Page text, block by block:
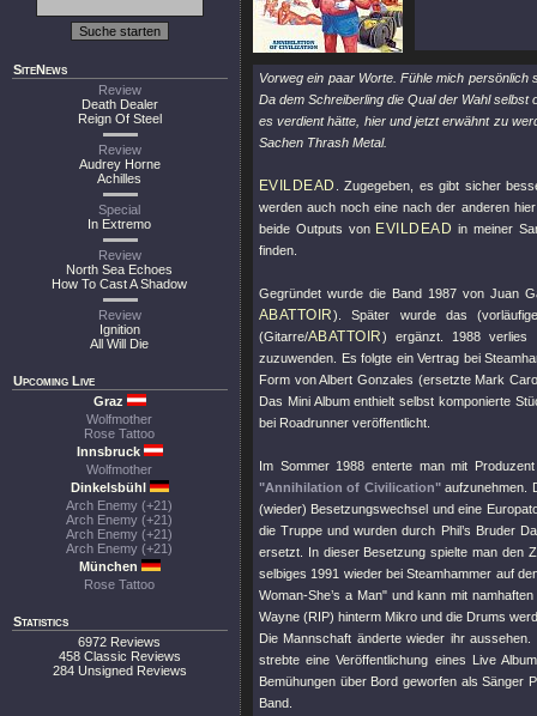
SiteNews
Review
Death Dealer
Reign Of Steel
Review
Audrey Horne
Achilles
Special
In Extremo
Review
North Sea Echoes
How To Cast A Shadow
Review
Ignition
All Will Die
Upcoming Live
Graz
Wolfmother
Rose Tattoo
Innsbruck
Wolfmother
Dinkelsbühl
Arch Enemy (+21)
Arch Enemy (+21)
Arch Enemy (+21)
Arch Enemy (+21)
München
Rose Tattoo
Statistics
6972 Reviews
458 Classic Reviews
284 Unsigned Reviews
Vorweg ein paar Worte. Fühle mich
Da dem Schreiberling die Qual der Wahl selbst
es verdient hätte, hier und jetzt erwähnt zu
Sachen Thrash Metal.
EVILDEAD
. Zugegeben, es gibt sicher
werden auch noch eine nach der anderen
beide Outputs von EVILDEAD in meiner
finden.
Gegründet wurde die Band 1987 von Juan
ABATTOIR). Später wurde das
(Gitarre/ABATTOIR) ergänzt. 1988 verlies
zuzuwenden. Es folgte ein Vertrag bei
Form von Albert Gonzales (ersetzte Mark
Das Mini Album enthielt selbst komponierte
bei Roadrunner veröffentlicht.
Im Sommer 1988 enterte man mit
"Annihilation of Civilication"aufzunehmen.
(wieder) Besetzungswechsel und eine
die Truppe und wurden durch Phil’s Bruder
ersetzt. In dieser Besetzung spielte man den
selbiges 1991 wieder bei Steamhammer auf
Woman-She’s a Man"und kann mit
Wayne (RIP) hinterm Mikro und die Drums
Die Mannschaft änderte wieder ihr
strebte eine Veröffentlichung eines Live
Bemühungen über Bord geworfen als Sänger
Band.